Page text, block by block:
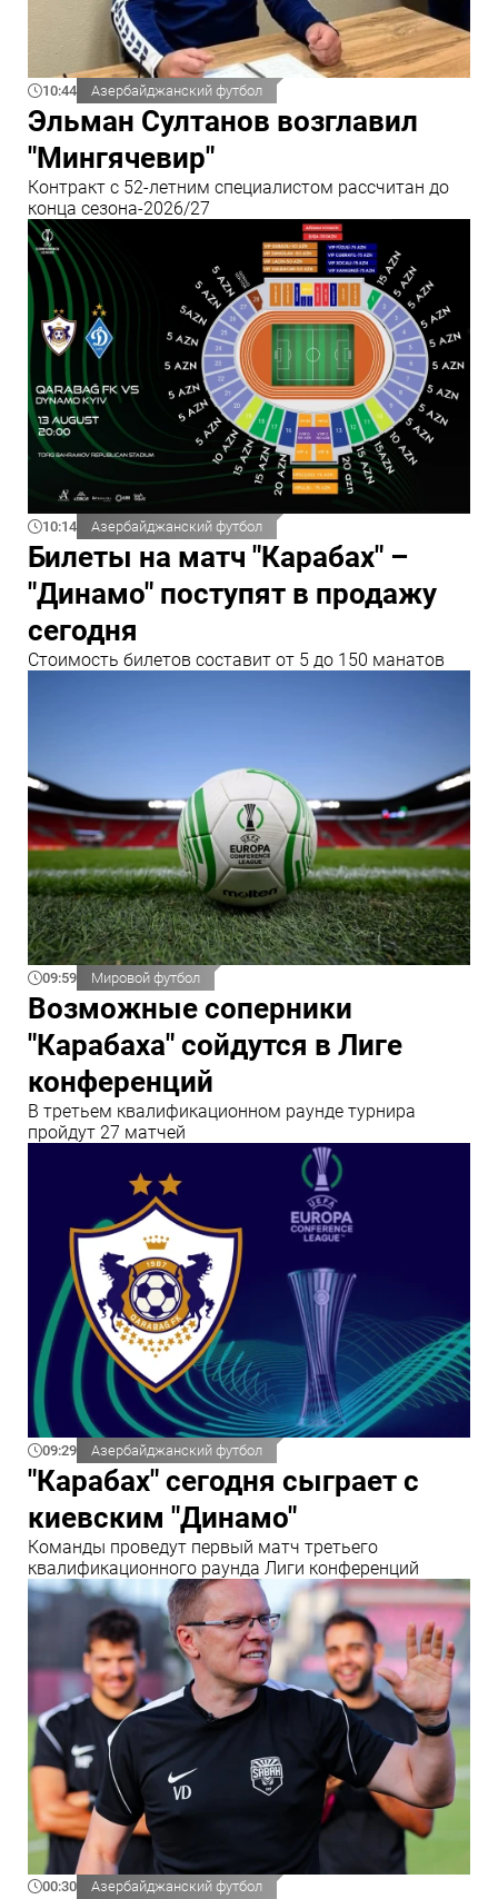
10:44 Азербайджанский футбол
Эльман Султанов возглавил
"Мингячевир"
Контракт с 52-летним специалистом рассчитан до
конца сезона-2026/27
10:14 Азербайджанский футбол
Билеты на матч "Карабах" –
"Динамо" поступят в продажу
сегодня
Стоимость билетов составит от 5 до 150 манатов
09:59 Мировой футбол
Возможные соперники
"Карабаха" сойдутся в Лиге
конференций
В третьем квалификационном раунде турнира
пройдут 27 матчей
09:29 Азербайджанский футбол
"Карабах" сегодня сыграет с
киевским "Динамо"
Команды проведут первый матч третьего
квалификационного раунда Лиги конференций
00:30 Азербайджанский футбол